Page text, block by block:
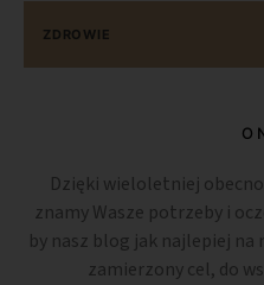
ZDROWIE
O
Dzięki wieloletniej
znamy Wasze potrzeby i
by nasz blog jak najlepiej na
zamierzony cel, do